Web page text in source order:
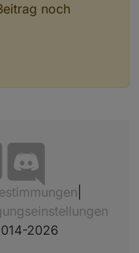
noch
2026